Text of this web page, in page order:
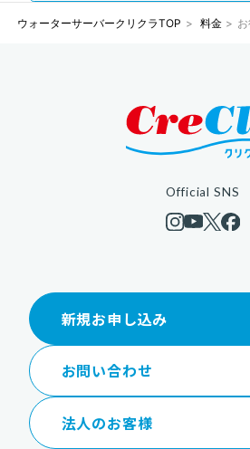
ウォーターサーバークリクラTOP 料金
Official SNS
新規お申し込み
お問い合わせ
法人のお客様